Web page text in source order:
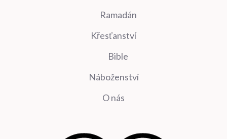
Ramadán
Křesťanství
Bible
Náboženství
O nás